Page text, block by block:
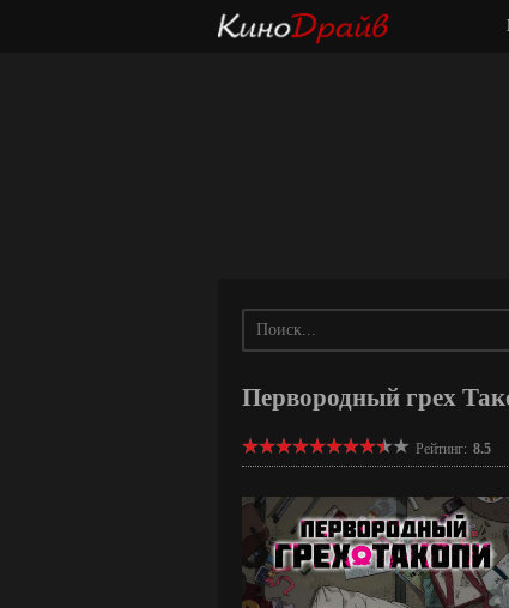
Первородный грех
Рейтинг: 8.5